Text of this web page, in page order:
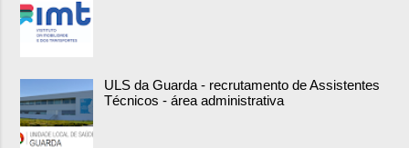
ULS da Guarda - recrutamento de Assistentes
Técnicos - área administrativa